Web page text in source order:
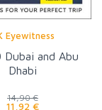
Eyewitness
Dubai and Abu
Dhabi
14,90 €
11,92 €